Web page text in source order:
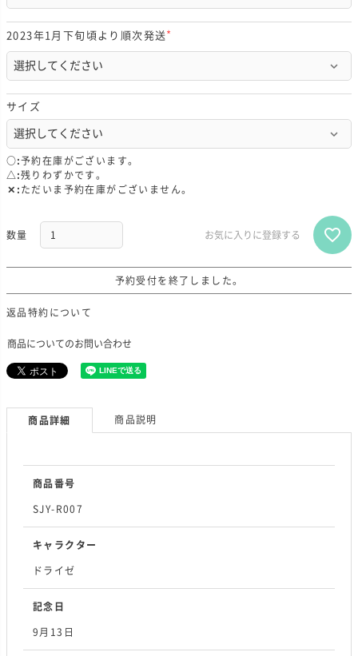
)
2023年1月下旬頃より順次発送
)
サイズ
○ 予約在庫がございます。
△ 残りわずかです。
✕
ただいま予約在庫がございません。
お気に入りに登録する
予約受付を終了しました。
返品特約について
商品についてのお問い合わせ
商品詳細 商品説明
商品番号
SJY-R007
キャラクター
ドライゼ
記念日
9月13日